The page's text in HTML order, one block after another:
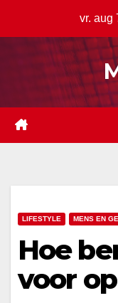
vr. aug
LIFESTYLE MENS EN
Hoe
voor